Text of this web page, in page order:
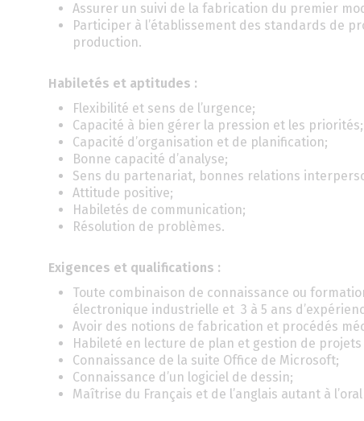
Assurer un suivi de la fabrication du premier
Participer à l’établissement des standards de
production.
Habiletés et aptitudes :
Flexibilité et sens de l’urgence;
Capacité à bien gérer la pression et les priorités;
Capacité d’organisation et de planification;
Bonne capacité d’analyse;
Sens du partenariat, bonnes relations
Attitude positive;
Habiletés de communication;
Résolution de problèmes.
Exigences et qualifications :
Toute combinaison de connaissance ou
électronique industrielle et 3 à 5 ans
Avoir des notions de fabrication et procédés
Habileté en lecture de plan et gestion de projets
Connaissance de la suite Office de Microsoft;
Connaissance d’un logiciel de dessin;
Maîtrise du Français et de l’anglais autant à l’oral